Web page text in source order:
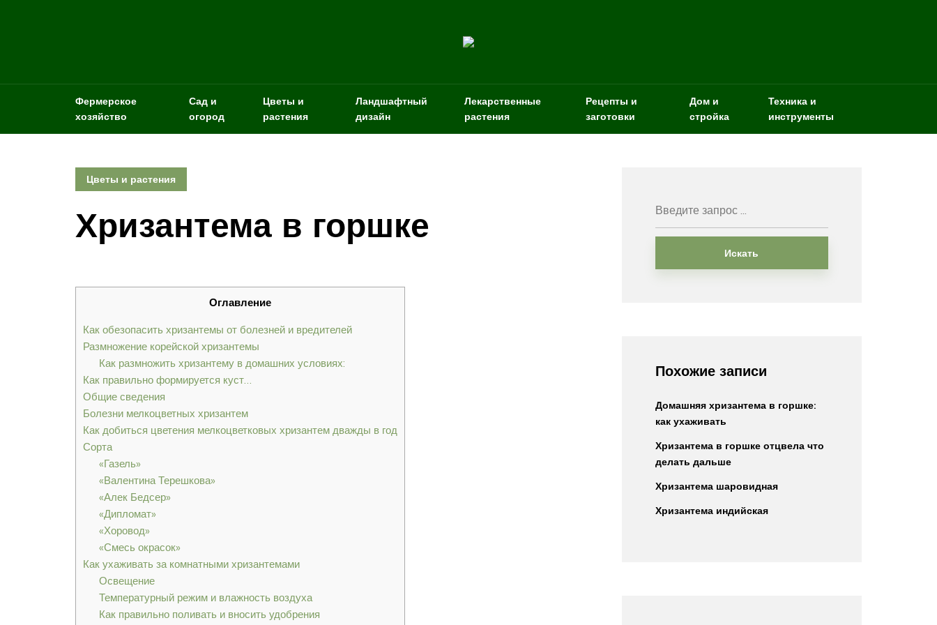
Фермерское
хозяйство
Сад и
огород
Цветы и
растения
Ландшафтный
дизайн
Лекарственные
растения
Рецепты и
заготовки
Дом и
стройка
Техника и
инструменты
Цветы и растения
Хризантема в горшке
Оглавление
Как обезопасить хризантемы от болезней и вредителей
Размножение корейской хризантемы
Как размножить хризантему в домашних условиях:
Как правильно формируется куст…
Общие сведения
Болезни мелкоцветных хризантем
Как добиться цветения мелкоцветковых хризантем дважды в год
Сорта
«Газель»
«Валентина Терешкова»
«Алек Бедсер»
«Дипломат»
«Хоровод»
«Смесь окрасок»
Как ухаживать за комнатными хризантемами
Освещение
Температурный режим и влажность воздуха
Как правильно поливать и вносить удобрения
Искать
Похожие записи
Домашняя хризантема в горшке:
как ухаживать
Хризантема в горшке отцвела что
делать дальше
Хризантема шаровидная
Хризантема индийская